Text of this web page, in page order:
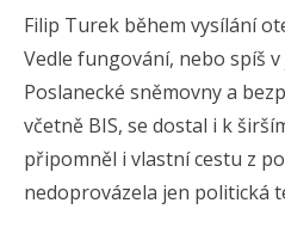
Filip Turek během vysílání
Vedle fungování, nebo spíš
Poslanecké sněmovny a
včetně BIS, se dostal i k
připomněl i vlastní cestu z
nedoprovázela jen politická